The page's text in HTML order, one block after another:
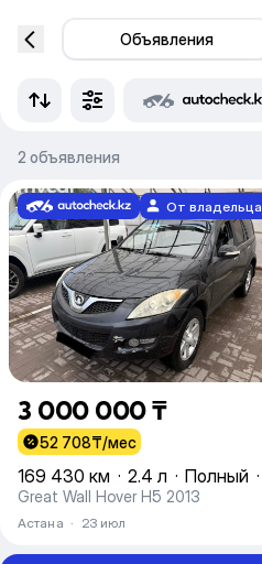
Объявления
2 объявления
От владельца
3 000 000 ₸
52 708₸/мес
169 430 км · 2.4 л · Полный ·
Great Wall Hover H5 2013
Астана · 23 июл